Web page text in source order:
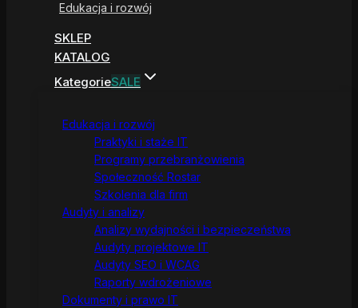
Edukacja i rozwój
SKLEP
KATALOG
KategorieSALE
Edukacja i rozwój
Praktyki i staże IT
Programy przebranżowienia
Społeczność Rostar
Szkolenia dla firm
Audyty i analizy
Analizy wydajności i bezpieczeństwa
Audyty projektowe IT
Audyty SEO i WCAG
Raporty wdrożeniowe
Dokumenty i prawo IT